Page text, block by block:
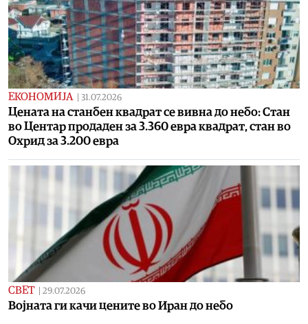
ЕКОНОМИЈА 31.07.2026
Цената на станбен квадрат се вивна до небо: Стан
во Центар продаден за 3.360 евра квадрат, стан во
Охрид за 3.200 евра
СВЕТ 29.07.2026
Војната ги качи цените во Иран до небо